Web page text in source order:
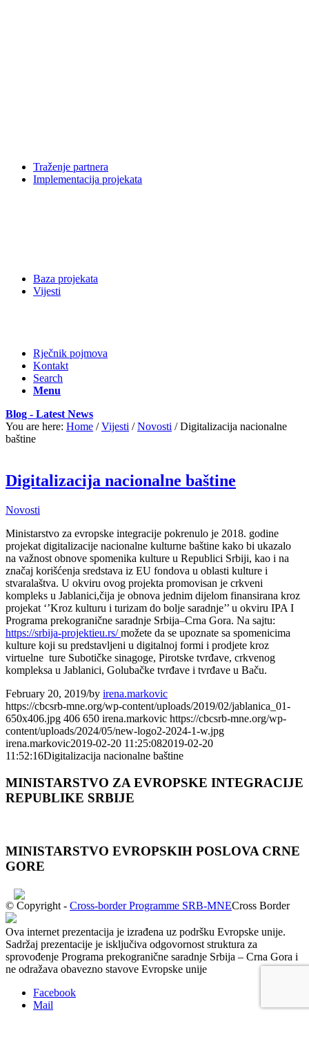
Traženje partnera
Implementacija projekata
Baza projekata
Vijesti
Rječnik pojmova
Kontakt
Search
Menu
Blog - Latest News
You are here: Home / Vijesti / Novosti / Digitalizacija nacionalne
baštine
Digitalizacija nacionalne baštine
Novosti
Ministarstvo za evropske integracije pokrenulo je 2018. godine
projekat digitalizacije nacionalne kulturne baštine kako bi ukazalo
na važnost obnove spomenika kulture u Republici Srbiji, kao i na
značaj korišćenja sredstava iz EU fondova u oblasti kulture i
stvaralaštva. U okviru ovog projekta promovisan je crkveni
kompleks u Jablanici,čija je obnova jednim dijelom finansirana kroz
projekat ‘’Kroz kulturu i turizam do bolje saradnje’’ u okviru IPA I
Programa prekogranične saradnje Srbija–Crna Gora. Na sajtu:
https://srbija-projektieu.rs/možete da se upoznate sa spomenicima
kulture koji su predstavljeni u digitalnoj formi i prodjete kroz
virtuelne ture Subotičke sinagoge, Pirotske tvrđave, crkvenog
kompleksa u Jablanici, Golubačke tvrđave i tvrđave u Baču.
February 20, 2019/by irena.markovic
https://cbcsrb-mne.org/wp-content/uploads/2019/02/jablanica_01-
650x406.jpg 406 650 irena.markovic https://cbcsrb-mne.org/wp-
content/uploads/2024/05/new-logo2-2024-1-w.jpg
irena.markovic2019-02-20 11:25:082019-02-20
11:52:16Digitalizacija nacionalne baštine
MINISTARSTVO ZA EVROPSKE INTEGRACIJE
REPUBLIKE SRBIJE
MINISTARSTVO EVROPSKIH POSLOVA CRNЕ
GORЕ
© Copyright - Cross-border Programme SRB-MNECross Border
Ova internet prezentacija je izrađena uz podršku Evropske unije.
Sadržaj prezentacije je isključiva odgovornost struktura za
sprovođenje Programa prekogranične saradnje Srbija – Crna Gora i
ne odražava obavezno stavove Evropske unije
Facebook
Mail